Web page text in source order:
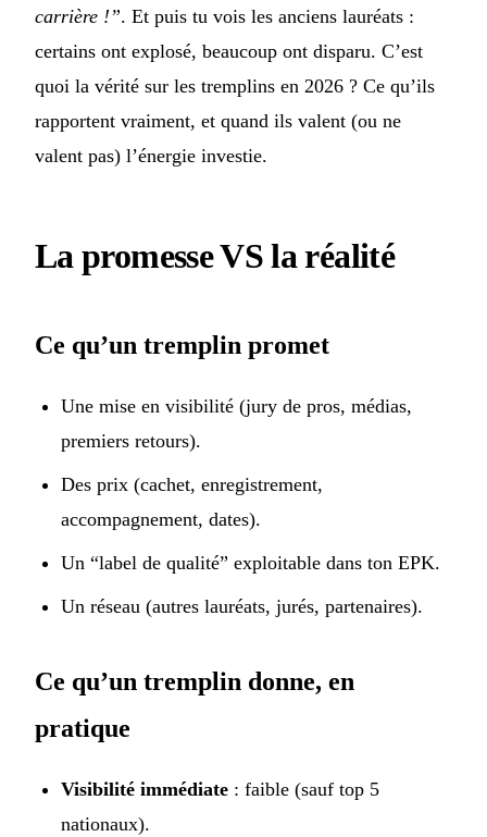
carrière !”. Et puis tu vois les anciens lauréats :
certains ont explosé, beaucoup ont disparu. C’est
quoi la vérité sur les tremplins en 2026 ? Ce qu’ils
rapportent vraiment, et quand ils valent (ou ne
valent pas) l’énergie investie.
La promesse VS la réalité
Ce qu’un tremplin promet
Une mise en visibilité (jury de pros, médias,
premiers retours).
Des prix (cachet, enregistrement,
accompagnement, dates).
Un “label de qualité” exploitable dans ton EPK.
Un réseau (autres lauréats, jurés, partenaires).
Ce qu’un tremplin donne, en
pratique
Visibilité immédiate : faible (sauf top 5
nationaux).